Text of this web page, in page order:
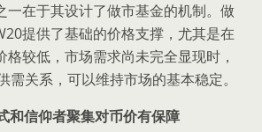
一在于其设计了做市基金的机制。做
提供了基础的价格支撑，尤其是在
较低，市场需求尚未完全显现时，
需关系，可以维持市场的基本稳定。
和信仰者聚集对币价有保障